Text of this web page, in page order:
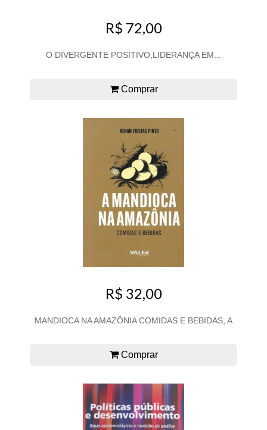
R$ 72,00
O DIVERGENTE POSITIVO,LIDERANÇA EM...
Comprar
R$ 32,00
MANDIOCA NA AMAZÔNIA COMIDAS E BEBIDAS, A
Comprar